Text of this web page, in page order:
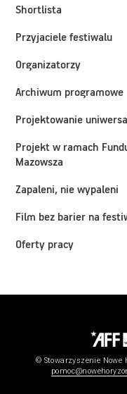
Shortlista
Przyjaciele festiwalu
Organizatorzy
Archiwum programowe
Projektowanie
Projekt w ramach
Mazowsza
Zapaleni, nie wypaleni
Film bez barier na
Oferty pracy
© Stowarzyszenie Nowe